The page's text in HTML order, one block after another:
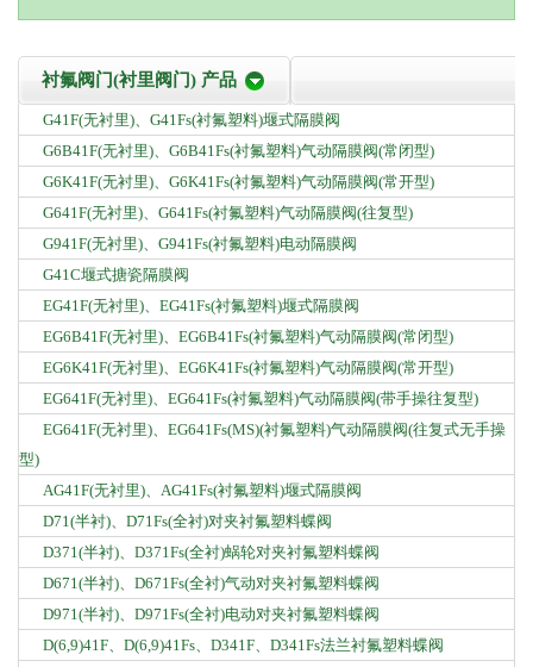
衬氟阀门(衬里阀门) 产品
G41F(无衬里)、G41Fs(衬氟塑料)堰式隔膜阀
G6B41F(无衬里)、G6B41Fs(衬氟塑料)气动隔膜阀(常闭型)
G6K41F(无衬里)、G6K41Fs(衬氟塑料)气动隔膜阀(常开型)
G641F(无衬里)、G641Fs(衬氟塑料)气动隔膜阀(往复型)
G941F(无衬里)、G941Fs(衬氟塑料)电动隔膜阀
G41C堰式搪瓷隔膜阀
EG41F(无衬里)、EG41Fs(衬氟塑料)堰式隔膜阀
EG6B41F(无衬里)、EG6B41Fs(衬氟塑料)气动隔膜阀(常闭型)
EG6K41F(无衬里)、EG6K41Fs(衬氟塑料)气动隔膜阀(常开型)
EG641F(无衬里)、EG641Fs(衬氟塑料)气动隔膜阀(带手操往复型)
EG641F(无衬里)、EG641Fs(MS)(衬氟塑料)气动隔膜阀(往复式无手操
型)
AG41F(无衬里)、AG41Fs(衬氟塑料)堰式隔膜阀
D71(半衬)、D71Fs(全衬)对夹衬氟塑料蝶阀
D371(半衬)、D371Fs(全衬)蜗轮对夹衬氟塑料蝶阀
D671(半衬)、D671Fs(全衬)气动对夹衬氟塑料蝶阀
D971(半衬)、D971Fs(全衬)电动对夹衬氟塑料蝶阀
D(6,9)41F、D(6,9)41Fs、D341F、D341Fs法兰衬氟塑料蝶阀